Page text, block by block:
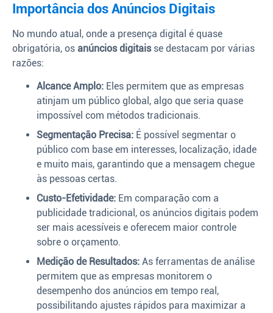
Importância dos Anúncios Digitais
No mundo atual, onde a presença digital é quase
obrigatória, os anúncios digitaisse destacam por várias
razões:
Alcance Amplo: Eles permitem que as empresas
atinjam um público global, algo que seria quase
impossível com métodos tradicionais.
Segmentação Precisa: É possível segmentar o
público com base em interesses, localização, idade
e muito mais, garantindo que a mensagem chegue
às pessoas certas.
Custo-Efetividade: Em comparação com a
publicidade tradicional, os anúncios digitais podem
ser mais acessíveis e oferecem maior controle
sobre o orçamento.
Medição de Resultados: As ferramentas de análise
permitem que as empresas monitorem o
desempenho dos anúncios em tempo real,
possibilitando ajustes rápidos para maximizar a